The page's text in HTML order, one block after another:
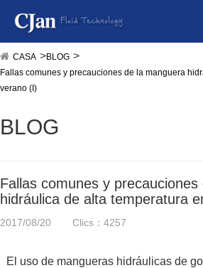
CASA
BLOG
Fallas comunes y precauciones de la manguera
verano (I)
BLOG
Fallas comunes y
hidráulica de alta temperatura
2017/08/20 Clics：4257
El uso de mangueras hidráulicas de